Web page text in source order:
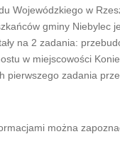
Wojewódzkiego w
gminy Niebylec
na 2 zadania:
w miejscowości
pierwszego zadania
można